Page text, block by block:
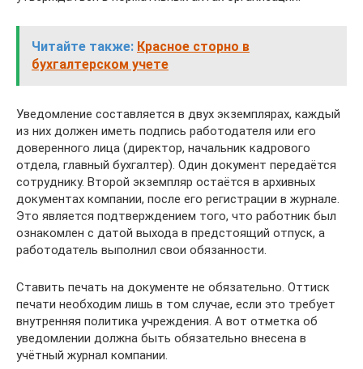
Читайте также: Красное сторно в
бухгалтерском учете
Уведомление составляется в двух экземплярах, каждый
из них должен иметь подпись работодателя или его
доверенного лица (директор, начальник кадрового
отдела, главный бухгалтер). Один документ передаётся
сотруднику. Второй экземпляр остаётся в архивных
документах компании, после его регистрации в журнале.
Это является подтверждением того, что работник был
ознакомлен с датой выхода в предстоящий отпуск, а
работодатель выполнил свои обязанности.
Ставить печать на документе не обязательно. Оттиск
печати необходим лишь в том случае, если это требует
внутренняя политика учреждения. А вот отметка об
уведомлении должна быть обязательно внесена в
учётный журнал компании.